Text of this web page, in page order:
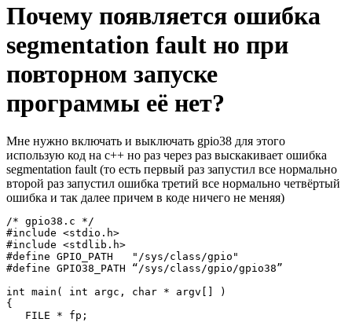
Почему появляется ошибка
segmentation fault но при
повторном запуске
программы её нет?
Мне нужно включать и выключать gpio38 для этого
использую код на с++ но раз через раз выскакивает ошибка
segmentation fault (то есть первый раз запустил все нормально
второй раз запустил ошибка третий все нормально четвёртый
ошибка и так далее причем в коде ничего не меняя)
/* gpio38.c */
#include <stdio.h>
#include <stdlib.h>
#define GPIO_PATH   "/sys/class/gpio"
#define GPIO38_PATH “/sys/class/gpio/gpio38”
int main( int argc, char * argv[] )
{
   FILE * fp;